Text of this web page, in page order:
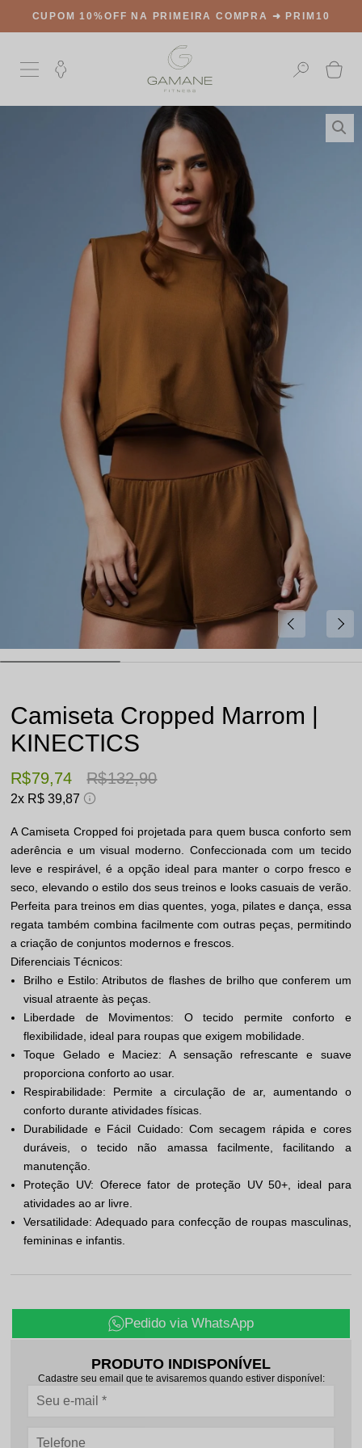
CUPOM 10%OFF NA PRIMEIRA COMPRA ➜ PRIM10
Camiseta Cropped Marrom |
KINECTICS
R$ 132,90
R$ 79,74
2x R$ 39,87
A Camiseta Cropped foi projetada para quem busca conforto sem
aderência e um visual moderno. Confeccionada com um tecido
leve e respirável, é a opção ideal para manter o corpo fresco e
seco, elevando o estilo dos seus treinos e looks casuais de verão.
Perfeita para treinos em dias quentes, yoga, pilates e dança, essa
regata também combina facilmente com outras peças, permitindo
a criação de conjuntos modernos e frescos.
Diferenciais Técnicos:
Brilho e Estilo: Atributos de flashes de brilho que conferem um
visual atraente às peças.
Liberdade de Movimentos: O tecido permite conforto e
flexibilidade, ideal para roupas que exigem mobilidade.
Toque Gelado e Maciez: A sensação refrescante e suave
proporciona conforto ao usar.
Respirabilidade: Permite a circulação de ar, aumentando o
conforto durante atividades físicas.
Durabilidade e Fácil Cuidado: Com secagem rápida e cores
duráveis, o tecido não amassa facilmente, facilitando a
manutenção.
Proteção UV: Oferece fator de proteção UV 50+, ideal para
atividades ao ar livre.
Versatilidade: Adequado para confecção de roupas masculinas,
femininas e infantis.
Pedido via WhatsApp
PRODUTO INDISPONÍVEL
Cadastre seu email que te avisaremos quando estiver disponível: